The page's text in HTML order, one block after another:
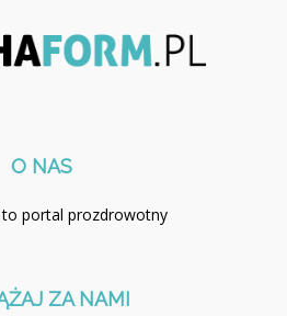
O NAS
portal prozdrowotny
ZA NAMI